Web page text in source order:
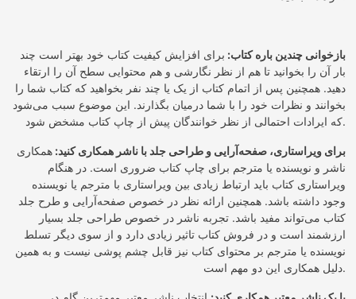
بازخوانی چندین باره کتاب: برای افزایش کیفیت کتاب خود بهتر است چند
بار آن را بخوانید تا هم از نظر نگارشی و هم محتوایی سطح آن را ارتقاء
دهید. همچنین پس از اتمام کتاب از یک یا چند نفر بخواهید که کتاب شما را
بخوانند و نظرات خود را با شما درمیان بگذارند. این موضوع سبب می‌شود
که ایرادات احتمالی از نظر خوانندگان پیش از چاپ کتاب مشخض شود.
برای ویراستاری، صفحه‌آرایی و طراحی جلد با ناشر همکاری کنید: همکاری
ناشر و نویسنده یا مترجم برای چاپ کتاب ضروری است. در هنگام
ویراستاری کتاب باید ارتباط زیادی بین ویراستاری با مترجم یا نویسنده
وجود داشته باشد. همچنین ارائه نظر در خصوص صفحه‌آرایی و طرح جلد
کتاب می‌تواند مفید باشد. تجربه ناشر در خصوص طراحی جلد بسیار
ارزشمند است و در فروش کتاب تاثیر زیادی دارد و از سوی دیگر تسلط
نویسنده یا مترجم بر محتوای کتاب نیز قابل چشم پوشی نیست و به همین
دلیل همکاری این دو مهم است.